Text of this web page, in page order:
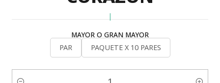
|
MAYOR O GRAN MAYOR
PAR
PAQUETE X 10 PARES